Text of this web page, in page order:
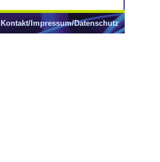
Kontakt/Impressum/Datenschutz